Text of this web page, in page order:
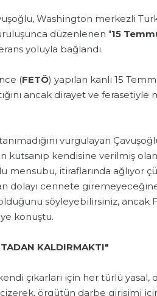
Washington merkezli
düzenlenen "15
yoluyla bağlandı.
(FETÖ) yapılan kanlı 15
ancak dirayet ve
vurgulayan
kendisine verilmiş olan
mensubu, itiraflarında ağlıyor
dolayı cennete
söyleyebilirsiniz, ancak
konuştu.
KALDIRMAKTI"
çıkarları için her türlü
örgütün darbe girişimi